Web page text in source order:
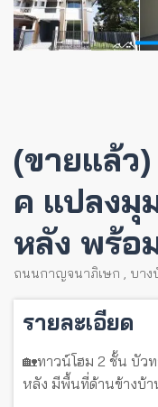
(ขายแล้ว
ค แปลงมุ
หลัง พร้อ
ถนนกาญจนาภิเษก , บาง
รายละเอียด
🏡ทาวน์โฮม 2 ชั้น บัว
หลัง มีพื้นที่ด้านข้างบ้